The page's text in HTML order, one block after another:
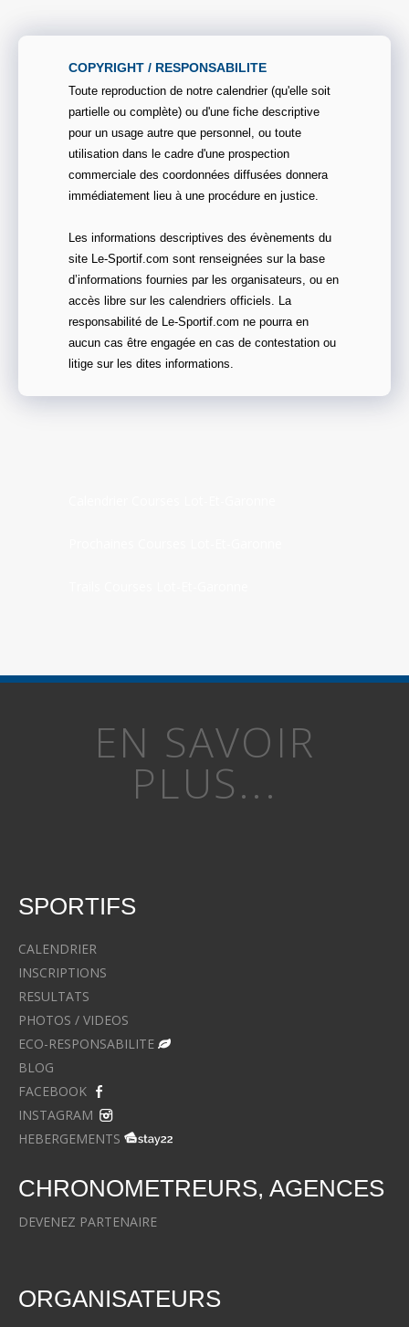
COPYRIGHT / RESPONSABILITE
Toute reproduction de notre calendrier (qu'elle soit
partielle ou complète) ou d'une fiche descriptive
pour un usage autre que personnel, ou toute
utilisation dans le cadre d'une prospection
commerciale des coordonnées diffusées donnera
immédiatement lieu à une procédure en justice.
Les informations descriptives des évènements du
site Le-Sportif.com sont renseignées sur la base
d’informations fournies par les organisateurs, ou en
accès libre sur les calendriers officiels. La
responsabilité de Le-Sportif.com ne pourra en
aucun cas être engagée en cas de contestation ou
litige sur les dites informations.
EN SAVOIR
PLUS...
SPORTIFS
CALENDRIER
INSCRIPTIONS
RESULTATS
PHOTOS / VIDEOS
ECO-RESPONSABILITE
BLOG
FACEBOOK
INSTAGRAM
HEBERGEMENTS
CHRONOMETREURS, AGENCES
DEVENEZ PARTENAIRE
ORGANISATEURS